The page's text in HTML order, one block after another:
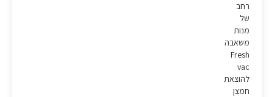
רחב
של
מנות
משאבה
Fresh
vac
להוצאת
חמצן